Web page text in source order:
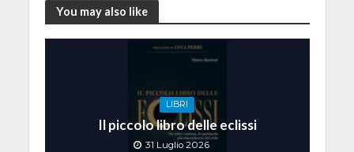
You may also like
LIBRI
Il piccolo libro delle eclissi
31 Luglio 2026